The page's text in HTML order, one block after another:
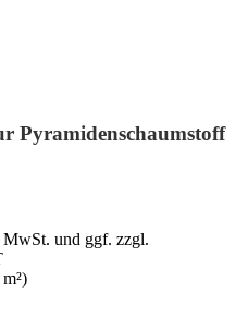
Pyramidenschaumstoff
und ggf. zzgl.
m²)